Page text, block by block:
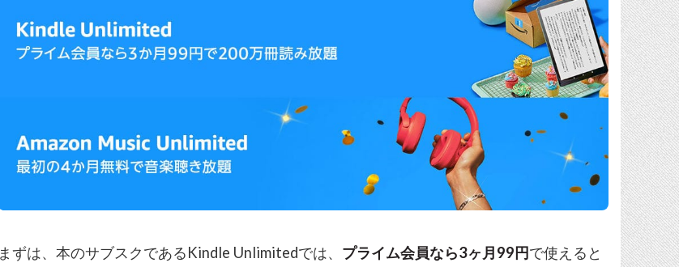
まずは、本のサブスクであるKindle Unlimitedでは、 プライム会員なら3ヶ月99円で使えると